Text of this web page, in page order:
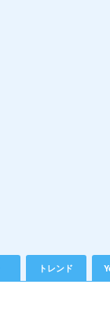
トレンド